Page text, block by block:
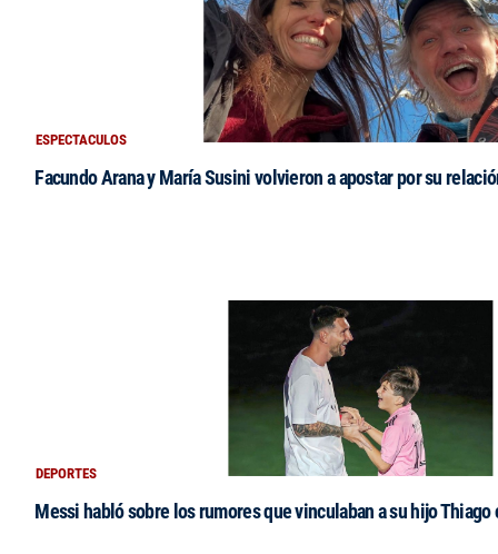
ESPECTACULOS
Facundo Arana y María Susini volvieron a apostar por su
DEPORTES
Messi habló sobre los rumores que vinculaban a su hijo Thiago